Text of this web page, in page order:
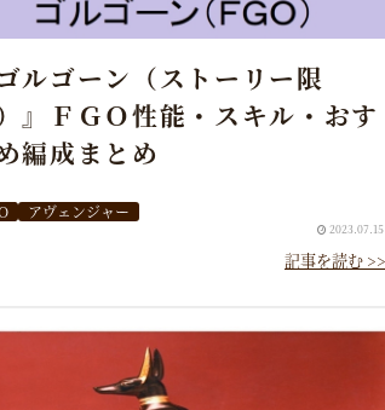
ゴルゴーン（ストーリー限
』ＦＧＯ性能・スキル・おす
編成まとめ
2023.07.15
アヴェンジャー